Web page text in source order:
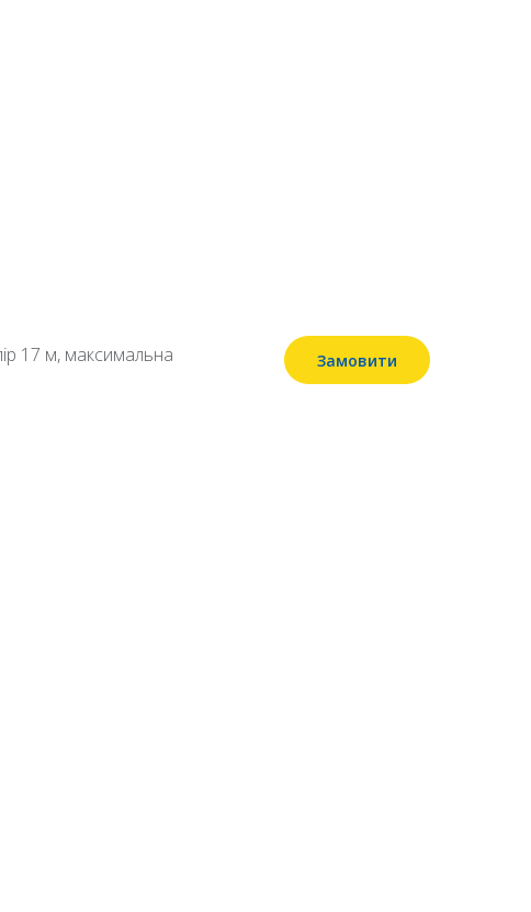
17 м, максимальна
Замовити